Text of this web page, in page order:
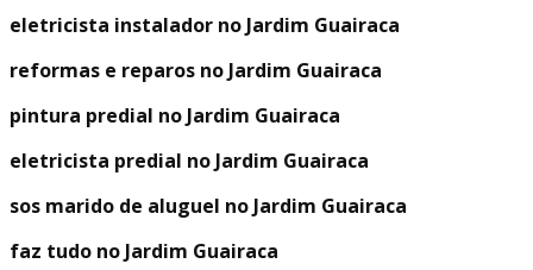
eletricista instalador no Jardim Guairaca
reformas e reparos no Jardim Guairaca
pintura predial no Jardim Guairaca
eletricista predial no Jardim Guairaca
sos marido de aluguel no Jardim Guairaca
faz tudo no Jardim Guairaca